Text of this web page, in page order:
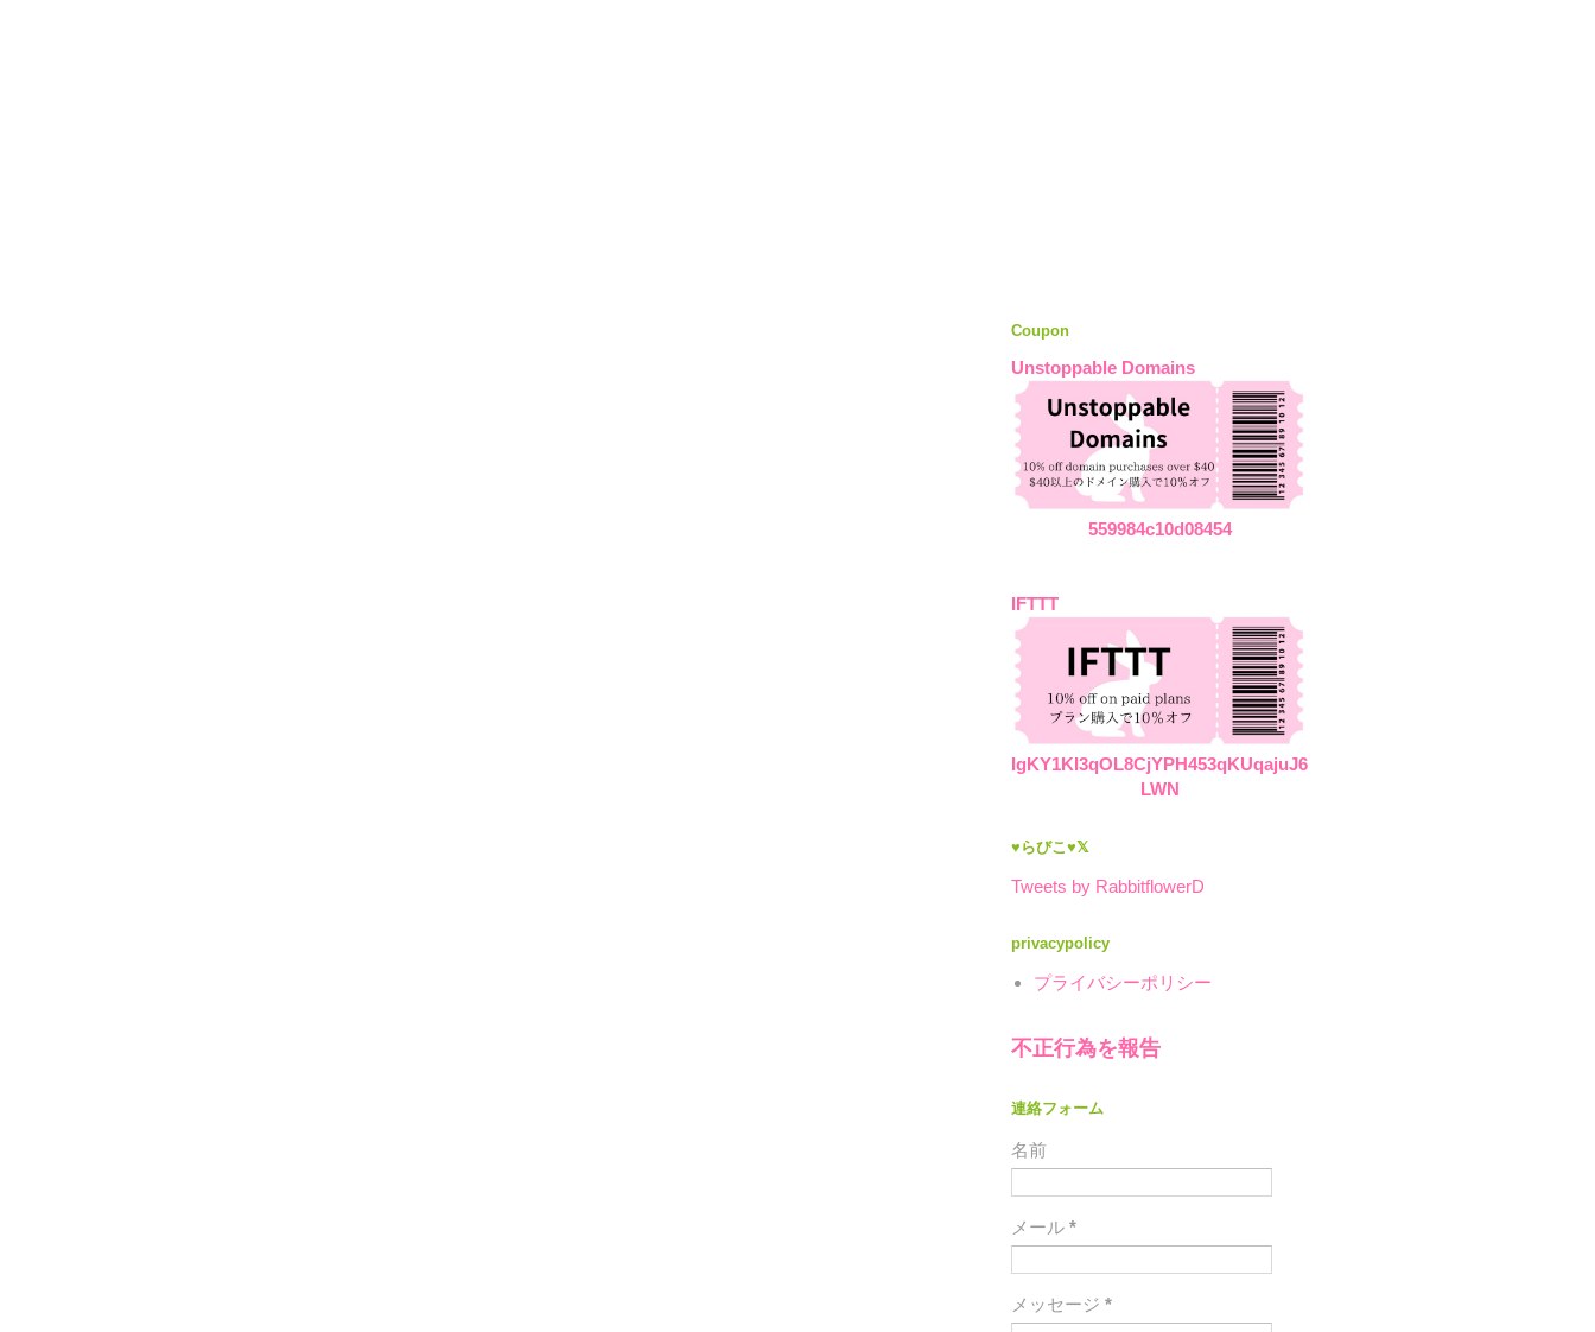
Coupon
Unstoppable Domains
559984c10d08454
IFTTT
IgKY1KI3qOL8CjYPH453qKUqajuJ6
LWN
♥らびこ♥𝕏
Tweets by RabbitflowerD
privacypolicy
プライバシーポリシー
不正行為を報告
連絡フォーム
名前
メール *
メッセージ *